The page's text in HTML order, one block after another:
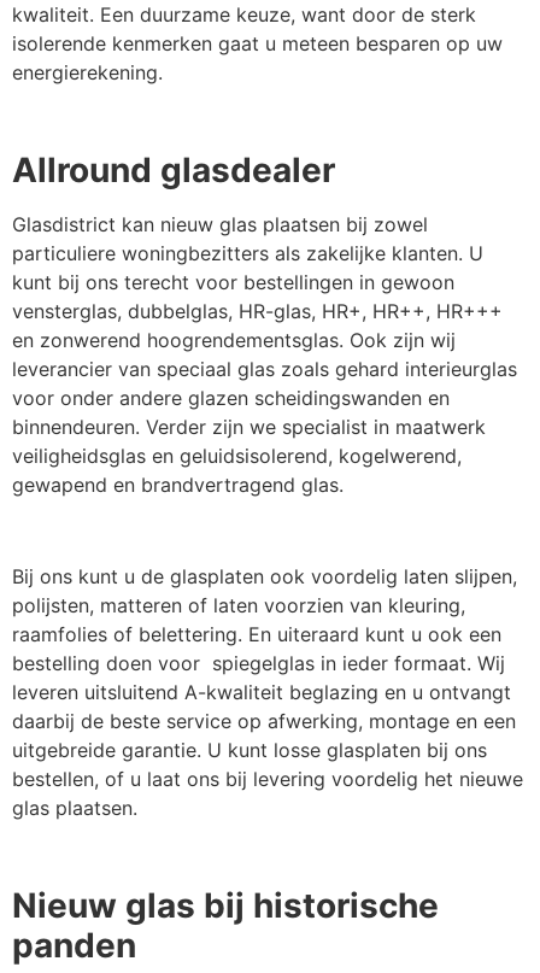
kwaliteit. Een duurzame keuze, want door de sterk
isolerende kenmerken gaat u meteen besparen op uw
energierekening.
Allround glasdealer
Glasdistrict kan nieuw glas plaatsen bij zowel
particuliere woningbezitters als zakelijke klanten. U
kunt bij ons terecht voor bestellingen in gewoon
vensterglas, dubbelglas, HR-glas, HR+, HR++, HR+++
en zonwerend hoogrendementsglas. Ook zijn wij
leverancier van speciaal glas zoals gehard interieurglas
voor onder andere glazen scheidingswanden en
binnendeuren. Verder zijn we specialist in maatwerk
veiligheidsglas en geluidsisolerend, kogelwerend,
gewapend en brandvertragend glas.
Bij ons kunt u de glasplaten ook voordelig laten slijpen,
polijsten, matteren of laten voorzien van kleuring,
raamfolies of belettering. En uiteraard kunt u ook een
bestelling doen voor spiegelglas in ieder formaat. Wij
leveren uitsluitend A-kwaliteit beglazing en u ontvangt
daarbij de beste service op afwerking, montage en een
uitgebreide garantie. U kunt losse glasplaten bij ons
bestellen, of u laat ons bij levering voordelig het nieuwe
glas plaatsen.
Nieuw glas bij historische
panden